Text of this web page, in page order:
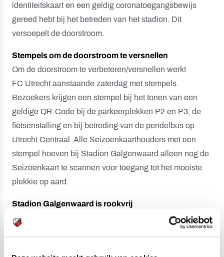
identiteitskaart en een geldig coronatoegangsbewijs
gereed hebt bij het betreden van het stadion. Dit
versoepelt de doorstroom.
Stempels om de doorstroom te versnellen
Om de doorstroom te verbeteren/versnellen werkt
FC Utrecht aanstaande zaterdag met stempels.
Bezoekers krijgen een stempel bij het tonen van een
geldige QR-Code bij de parkeerplekken P2 en P3, de
fietsenstalling en bij betreding van de pendelbus op
Utrecht Centraal. Alle Seizoenkaarthouders met een
stempel hoeven bij Stadion Galgenwaard alleen nog de
Seizoenkaart te scannen voor toegang tot het mooiste
plekkie op aard.
Stadion Galgenwaard is rookvrij
Sinds vorig seizoen zijn alle stadions in de Eredivisie en
Keuken Kampioen Divisie rookvrij. Ook in Stadion